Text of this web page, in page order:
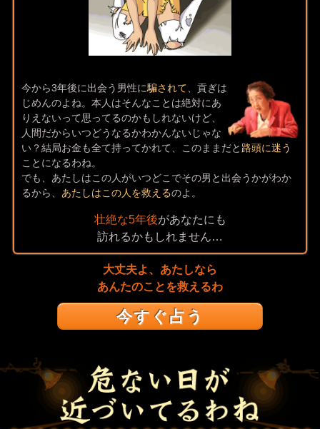
今から3年後に出会う男性に騙されて 、貢ぎは
じめんのよね。本人はそんなことは絶対にあ
りえないって思ってるのかもしれないけど、
人間だからいつどうなるかわかんないじゃな
い？結局お金も全て持ってかれて、このままだと 路頭に迷う
ことになるわね。
でも、あたしはこの人がいつどこでその男と出会うかがわか
るから、 あたしはこの人を救えるのよ。
壮絶な5年後があなたにも
訪れるかもしれません…
大丈夫よ、あたしなら
あんたのことを救えるわ
今すぐ占う